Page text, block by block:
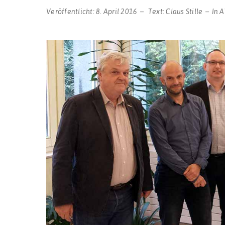
Veröffentlicht:8. April 2016 Text:Claus Stille In